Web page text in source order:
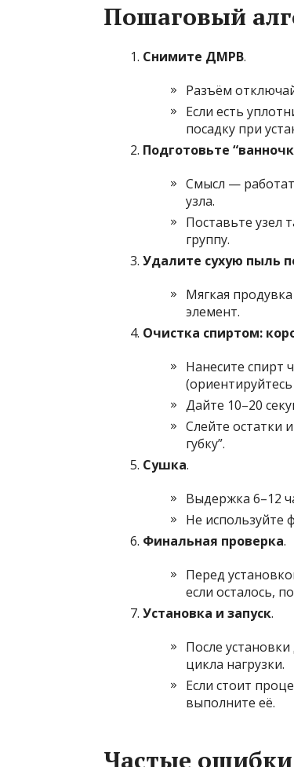
Пошаговый
Снимите ДМРВ.
Разъём
Если есть
посадку при
Подготовьте
Смысл —
узла.
Поставьте узел
группу.
Удалите сухую пыль
Мягкая
элемент.
Очистка спиртом:
Нанесите спирт
Дайте 10–20
Слейте остатки
губку”.
Сушка.
Выдержка 6–12
Не используйте
Финальная проверка.
Перед
если осталось,
Установка и запуск.
После
цикла нагрузки.
Если стоит
выполните её.
Частые